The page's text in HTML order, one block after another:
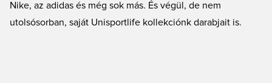
Nike, az adidas és még sok más. És végül, de nem
utolsósorban, saját Unisportlife kollekciónk darabjait is.